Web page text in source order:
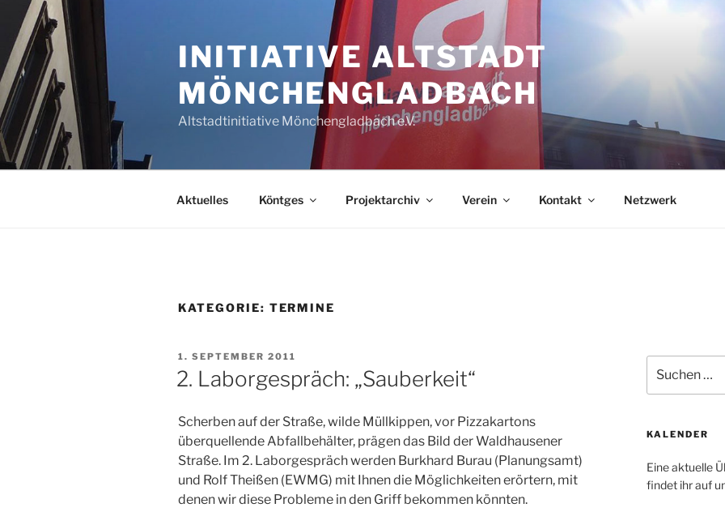
Inhalt
springen
INITIATIVE ALTSTADT
MÖNCHENGLADBACH
Altstadtinitiative Mönchengladbach e.V.
Aktuelles Köntges Projektarchiv Verein Kontakt Netzwerk
KATEGORIE: TERMINE
VERÖFFENTLICHT
AM
1. SEPTEMBER 2011
2. Laborgespräch: „Sauberkeit“
Scherben auf der Straße, wilde Müllkippen, vor Pizzakartons
überquellende Abfallbehälter, prägen das Bild der Waldhausener
Straße. Im 2. Laborgespräch werden Burkhard Burau (Planungsamt)
und Rolf Theißen (EWMG) mit Ihnen die Möglichkeiten erörtern, mit
denen wir diese Probleme in den Griff bekommen könnten.
nach:
KALENDER
Eine aktuelle
findet ihr auf